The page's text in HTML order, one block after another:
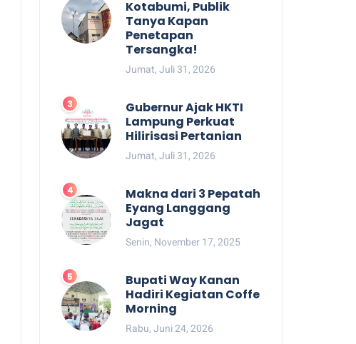
Kotabumi, Publik
Tanya Kapan
Penetapan
Tersangka!
Jumat, Juli 31, 2026
Gubernur Ajak HKTI
Lampung Perkuat
Hilirisasi Pertanian
Jumat, Juli 31, 2026
Makna dari 3 Pepatah
Eyang Langgang
Jagat
Senin, November 17, 2025
Bupati Way Kanan
Hadiri Kegiatan Coffe
Morning
Rabu, Juni 24, 2026